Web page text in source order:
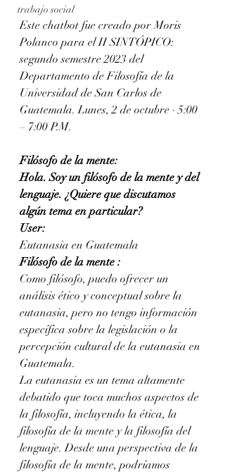
trabajo social
Este chatbot fue creado por Moris
Polanco para el II SINTÓPICO:
segundo semestre 2023 del
Departamento de Filosofía de la
Universidad de San Carlos de
Guatemala. Lunes, 2 de octubre · 5:00
– 7:00 P.M.
Filósofo de la mente:
Hola. Soy un filósofo de la mente y del
lenguaje. ¿Quiere que discutamos
algún tema en particular?
User:
Eutanasia en Guatemala
Filósofo de la mente :
Como filósofo, puedo ofrecer un
análisis ético y conceptual sobre la
eutanasia, pero no tengo información
específica sobre la legislación o la
percepción cultural de la eutanasia en
Guatemala.
La eutanasia es un tema altamente
debatido que toca muchos aspectos de
la filosofía, incluyendo la ética, la
filosofía de la mente y la filosofía del
lenguaje. Desde una perspectiva de la
filosofía de la mente, podríamos